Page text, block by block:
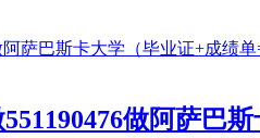
做阿萨巴